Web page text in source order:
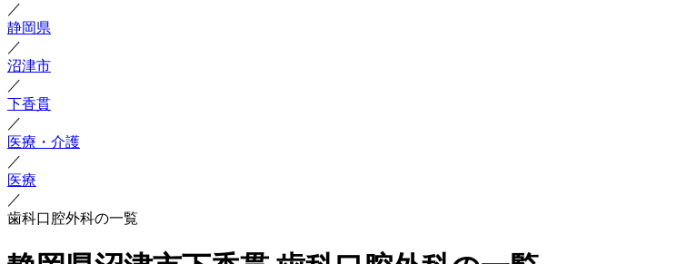
／
静岡県
／
沼津市
／
下香貫
／
医療・介護
／
医療
／
歯科口腔外科の一覧